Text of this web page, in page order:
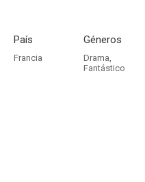
País
Francia
Géneros
Drama,
Fantástico